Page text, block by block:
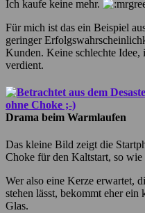
Ich kaufe keine mehr.
Für mich ist das ein Beispiel
geringer
Kunden. Keine schlechte Idee,
verdient.
Drama beim Warmlaufen
Das kleine Bild zeigt die
Choke für den Kaltstart, so wie
Wer also eine Kerze erwartet,
stehen lässt, bekommt eher
Glas.